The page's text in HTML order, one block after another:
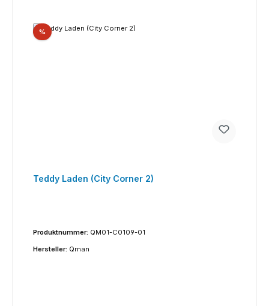
%Rabatt
Teddy Laden (City Corner 2)
Produktnummer: QM01-C0109-01
Hersteller: Qman